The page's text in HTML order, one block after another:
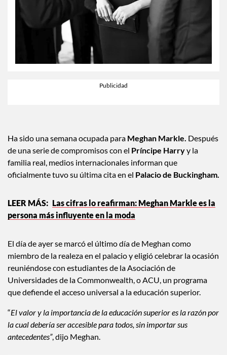
Ha sido una semana ocupada paraMeghan Markle.Después
de una serie de compromisos con el Príncipe Harry
familia real, medios internacionales informan que
Las cifras lo reafirman: Meghan Markle es la
El día de ayer se marcó el último día de Meghan como
miembro de la realeza en el palacio y eligió celebrar la ocasión
reuniéndose con estudiantes de la Asociación de
Universidades de la Commonwealth, o ACU, un programa
“El valor y la importancia de la educación superior es la razón por
la cual debería ser accesible para todos, sin importar sus